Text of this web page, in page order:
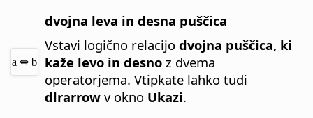
dvojna leva in desna puščica
Vstavi logično relacijodvojna puščica, ki
kaže levo in desno z dvema
operatorjema. Vtipkate lahko tudi
dlrarrow v okno Ukazi.